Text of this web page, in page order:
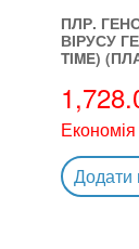
ПЛР.
ВІРУСУ
TIME)
Додати